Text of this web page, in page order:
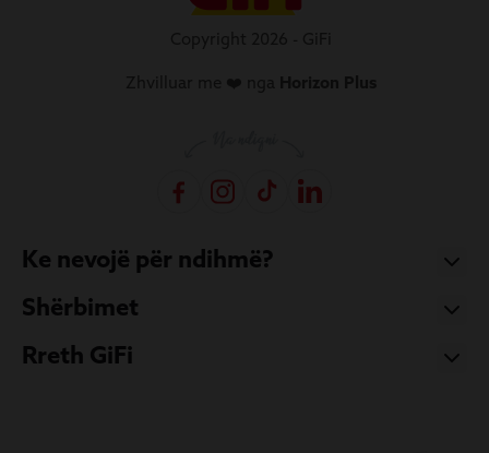
Ke nevojë për ndihmë?
Shërbimet
Rreth GiFi